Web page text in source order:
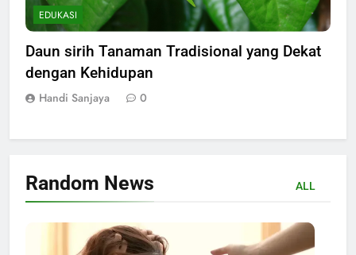
EDUKASI
Daun sirih Tanaman Tradisional yang Dekat
dengan Kehidupan
Handi Sanjaya 0
Random News ALL